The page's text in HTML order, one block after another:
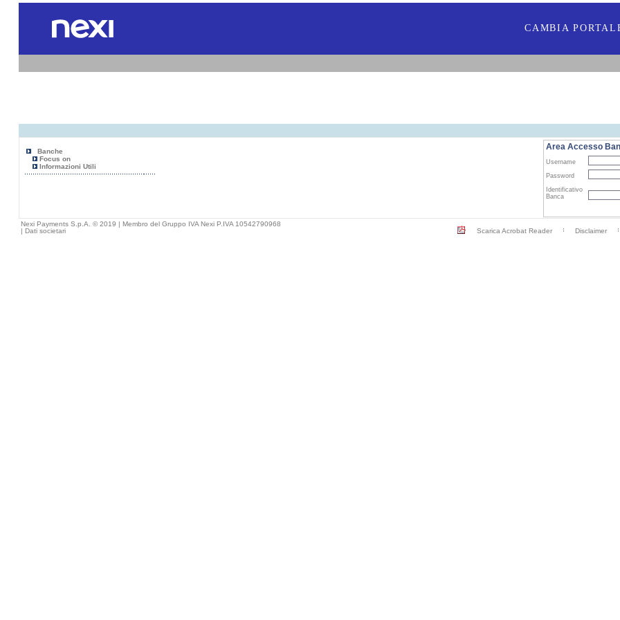
CAMBIA
Banche
Focus on
Informazioni Utili
Area Accesso
Username
Password
Identificativo
Banca
Nexi Payments S.p.A. © 2019 | Membro del Gruppo IVA Nexi P.IVA 10542790968
| Dati societari Scarica Acrobat Reader Disclaimer